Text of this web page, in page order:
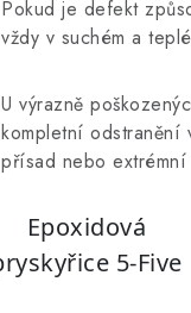
Pokud je defekt
vždy v suchém a
U výrazně
kompletní odstranění
přísad nebo